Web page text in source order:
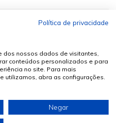
. Todos os Direitos Reservados
Política de privacidade
dos nossos dados de visitantes,
conteúdos personalizados e para
no site. Para mais
utilizamos, abra as configurações.
Negar